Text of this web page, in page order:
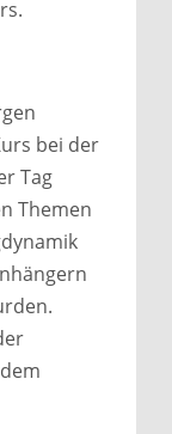
bei der
Tag
Themen